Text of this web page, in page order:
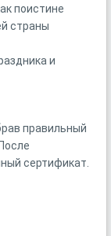
поистине
страны
и
правильный
сертификат.